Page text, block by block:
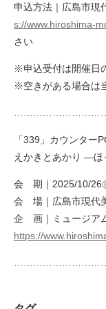
申込方法｜広島市現
s://www.hiroshima-
さい
※申込受付は開催日
※空きがある場合は
「339」カウンター
えかきとあかり —
会 期｜2025/10/26
会 場｜広島市現代
企 画｜ミュージア
https://